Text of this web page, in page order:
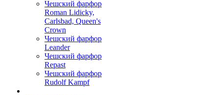
Чешский фарфор
Roman Lidicky,
Carlsbad, Queen's
Crown
Чешский фарфор
Leander
Чешский фарфор
Repast
Чешский фарфор
Rudolf Kampf